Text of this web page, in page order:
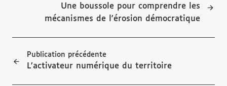
Publication précédente
L’activateur numérique du territoire
Une boussole pour comprendre les
mécanismes de l'érosion démocratique